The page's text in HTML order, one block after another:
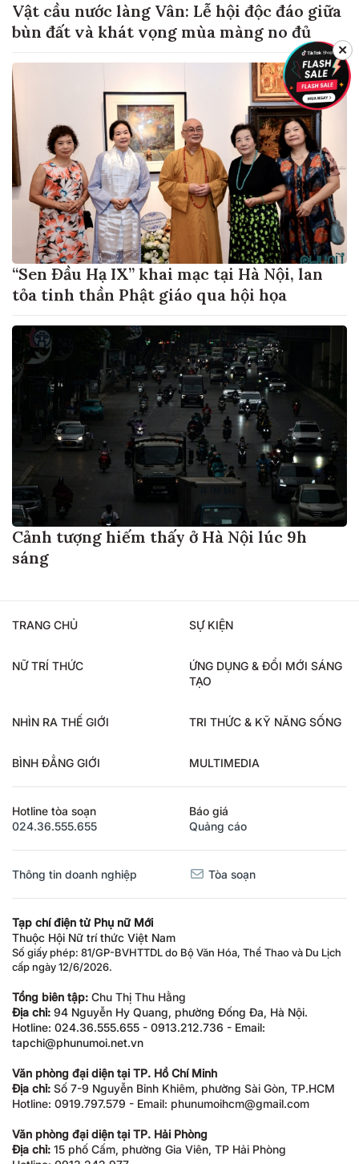
Vật cầu nước làng Vân: Lễ hội độc đáo giữa
bùn đất và khát vọng mùa màng no đủ
“Sen Đầu Hạ IX” khai mạc tại Hà Nội, lan
tỏa tinh thần Phật giáo qua hội họa
Cảnh tượng hiếm thấy ở Hà Nội lúc 9h
sáng
TRANG CHỦ SỰ KIỆN
NỮ TRÍ THỨC
ỨNG DỤNG & ĐỔI MỚI SÁNG
TẠO
NHÌN RA THẾ GIỚI TRI THỨC & KỸ NĂNG SỐNG
BÌNH ĐẲNG GIỚI MULTIMEDIA
Hotline tòa soạn
024.36.555.655
Báo giá
Quảng cáo
Thông tin doanh nghiệp Tòa soạn
Tạp chí điện tử Phụ nữ Mới
Thuộc Hội Nữ trí thức Việt Nam
Số giấy phép: 81/GP-BVHTTDL do Bộ Văn Hóa, Thể Thao và Du Lịch
cấp ngày 12/6/2026.
Tổng biên tập: Chu Thị Thu Hằng
Địa chỉ: 94 Nguyễn Hy Quang, phường Đống Đa, Hà Nội.
Hotline: 024.36.555.655 - 0913.212.736 - Email:
tapchi@phunumoi.net.vn
Văn phòng đại diện tại TP. Hồ Chí Minh
Địa chỉ: Số 7-9 Nguyễn Bỉnh Khiêm, phường Sài Gòn, TP.HCM
Hotline: 0919.797.579 - Email: phunumoihcm@gmail.com
Văn phòng đại diện tại TP. Hải Phòng
Địa chỉ: 15 phố Cấm, phường Gia Viên, TP Hải Phòng
✕